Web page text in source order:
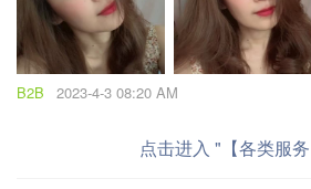
B2B 2023-4-3 08:20 AM
点击进入 "【各类服